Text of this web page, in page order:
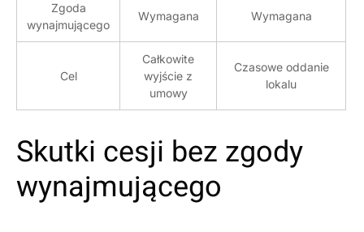
Zgoda
wynajmującego
Wymagana Wymagana
Cel
Całkowite
wyjście z
umowy
Czasowe oddanie
lokalu
Skutki cesji bez zgody
wynajmującego